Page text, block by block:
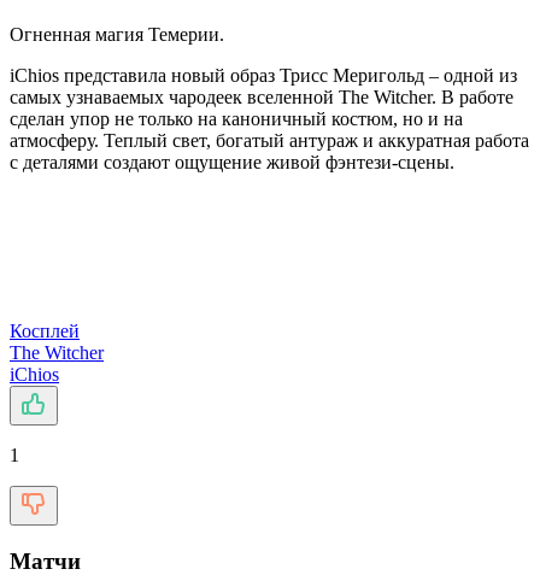
Огненная магия Темерии.
iChios представила новый образ Трисс Меригольд – одной из
самых узнаваемых чародеек вселенной The Witcher. В работе
сделан упор не только на каноничный костюм, но и на
атмосферу. Теплый свет, богатый антураж и аккуратная работа
с деталями создают ощущение живой фэнтези-сцены.
Косплей
The Witcher
iChios
1
Матчи